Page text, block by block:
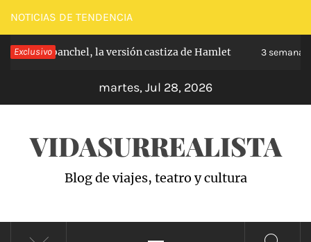
Saltar
al
contenido
NOTICIAS DE TENDENCIA
Exclusivo
de Carabanchel, la versión castiza de Hamlet 3 semanas
martes, Jul 28, 2026
VIDASURREALISTA
Blog de viajes, teatro y cultura